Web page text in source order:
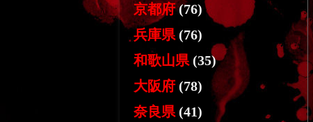
京都府(76)
兵庫県 (76)
和歌山県 (35)
大阪府 (78)
奈良県 (41)